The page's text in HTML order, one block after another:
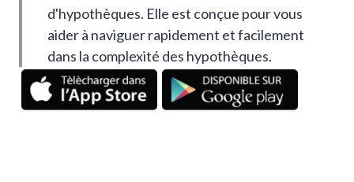
d'hypothèques. Elle est conçue pour vous
aider à naviguer rapidement et facilement
dans la complexité des hypothèques.